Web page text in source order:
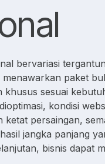
bervariasi
menawarkan paket
khusus sesuai
kondisi
ketat persaingan,
jangka panjang
bisnis dapat